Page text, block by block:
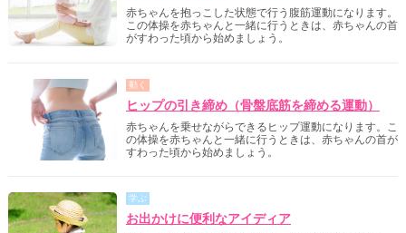
赤ちゃんを抱っこした状態で行う腹筋運動になります。
この体操を赤ちゃんと一緒に行うときは、赤ちゃんの首
がすわった頃から始めましょう。
動く
ヒップの引き締め（骨盤底筋を締める運動）
赤ちゃんを乗せながらできるヒップ運動になります。こ
の体操を赤ちゃんと一緒に行うときは、赤ちゃんの首が
すわった頃から始めましょう。
学ぶ
お出かけに便利なアイディア